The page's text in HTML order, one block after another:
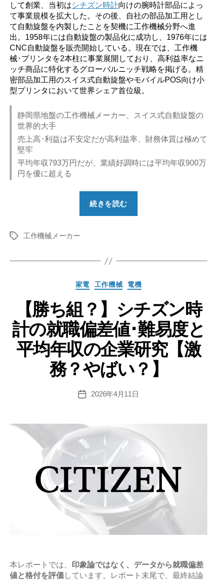
して創業、当初はシチズン時計向けの腕時計部品によっ
て事業規模を拡大した。その後、自社の部品加工用とし
て自動旋盤を内製したことを契機に工作機械分野へ進
出。1958年には自動旋盤の製品化に成功し、1976年には
CNC自動旋盤を販売開始している。現在では、工作機
械･プリンタを2本柱に事業展開しており、高利益率なニ
ッチ商品に特化するグローバルニッチ戦略を掲げる。精
密部品加工用のスイス式自動旋盤やモバイルPOS向け小
型プリンタにおいて世界シェア首位級。
静岡県地盤の工作機械メーカー、スイス式自動旋盤の
世界的大手
売上高･利益は不安定だが高利益率、財務体質は極めて
堅牢
平均年収793万円だが、業績好調時には平均年収900万
円を優に超える
続きを読む
ー
密
の
就
職
偏
差
値･
易
平
収
の
企
業
究
務？
や
タ
工作機械メーカー
カ
ー
家電 工作機械 電機
【勝ち組？】シチズン時
計の就職偏差値･難易度と
平均年収の企業研究【激
務？やばい？】
投
2026年4月11日
本レポートでは、
印象論ではなく、データから就職偏差
値と格付を評価しています。レポート末尾で、最終結論